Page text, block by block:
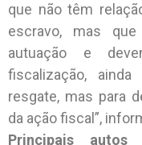
que não têm
escravo, mas
autuação e
fiscalização,
resgate, mas para
da ação fiscal”,
Principais